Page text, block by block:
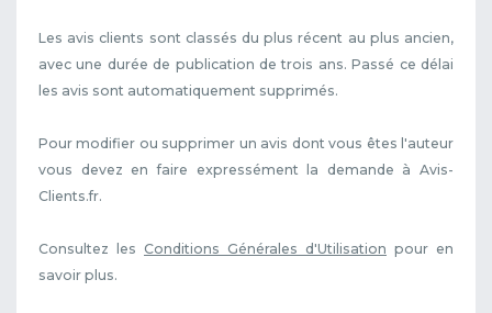
Les avis clients sont classés du plus récent au plus ancien,
avec une durée de publication de trois ans. Passé ce délai
les avis sont automatiquement supprimés.
Pour modifier ou supprimer un avis dont vous êtes l'auteur
vous devez en faire expressément la demande à Avis-
Clients.fr.
Consultez les Conditions Générales d'Utilisation pour en
savoir plus.